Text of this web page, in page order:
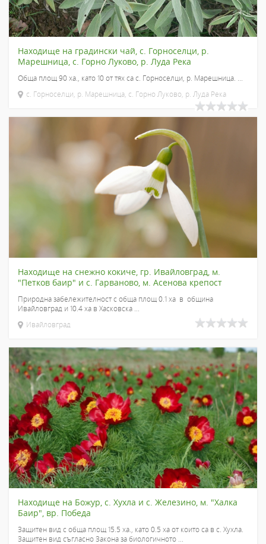
Находище на градински чай, с. Горноселци, р.
Марешница, с. Горно Луково, р. Луда Река
Обща площ 90 ха., като 10 от тях са с. Горноселци, р. Марешница. ...
с. Горноселци, р. Марешница, с. Горно Луково, р. Луда Река
Находище на снежно кокиче, гр. Ивайловград, м.
"Петков баир" и с. Гарваново, м. Асенова крепост
Природна забележителност с обща площ 0.1 ха в община
Ивайловград и 10.4 ха в Хасковска ...
Ивайловград
Находище на Божур, с. Хухла и с. Железино, м. "Халка
Баир", вр. Победа
Защитен вид с обща площ 15.5 ха., като 0.5 ха от които са в с. Хухла.
Защитен вид съгласно Закона за биологичното ...